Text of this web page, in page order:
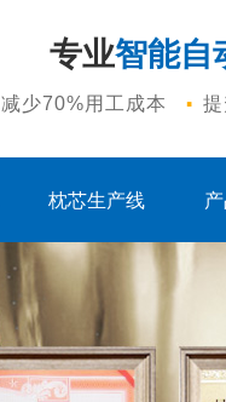
专业智能自
减少70%用工成本 ·
枕芯生产线